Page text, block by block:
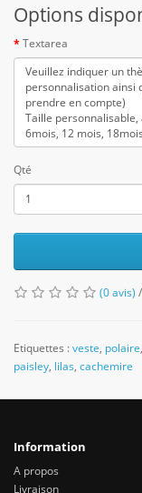
Options
Textarea
Qté
(0 avis) /
Etiquettes :veste, polaire,
paisley, lilas, cachemire
Information
A propos
Livraison